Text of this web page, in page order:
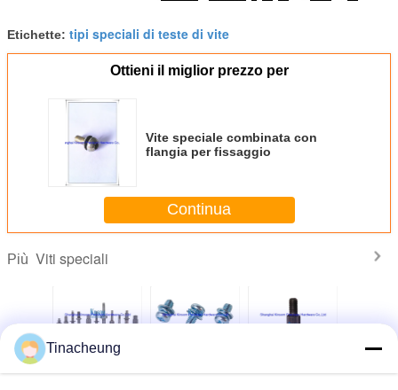
Etichette: tipi speciali di teste di vite
Ottieni il miglior prezzo per
Vite speciale combinata con
flangia per fissaggio
Continua
Più Viti speciali
Vetture per
Tinacheung